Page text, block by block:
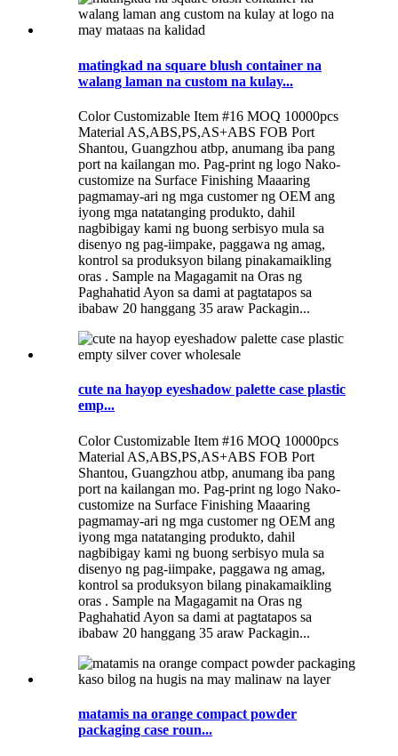
matingkad na square blush container na
walang laman na custom na kulay...
Color Customizable Item #16 MOQ 10000pcs
Material AS,ABS,PS,AS+ABS FOB Port
Shantou, Guangzhou atbp, anumang iba pang
port na kailangan mo. Pag-print ng logo Nako-
customize na Surface Finishing Maaaring
pagmamay-ari ng mga customer ng OEM ang
iyong mga natatanging produkto, dahil
nagbibigay kami ng buong serbisyo mula sa
disenyo ng pag-iimpake, paggawa ng amag,
kontrol sa produksyon bilang pinakamaikling
oras . Sample na Magagamit na Oras ng
Paghahatid Ayon sa dami at pagtatapos sa
ibabaw 20 hanggang 35 araw Packagin...
cute na hayop eyeshadow palette case plastic
emp...
Color Customizable Item #16 MOQ 10000pcs
Material AS,ABS,PS,AS+ABS FOB Port
Shantou, Guangzhou atbp, anumang iba pang
port na kailangan mo. Pag-print ng logo Nako-
customize na Surface Finishing Maaaring
pagmamay-ari ng mga customer ng OEM ang
iyong mga natatanging produkto, dahil
nagbibigay kami ng buong serbisyo mula sa
disenyo ng pag-iimpake, paggawa ng amag,
kontrol sa produksyon bilang pinakamaikling
oras . Sample na Magagamit na Oras ng
Paghahatid Ayon sa dami at pagtatapos sa
ibabaw 20 hanggang 35 araw Packagin...
matamis na orange compact powder
packaging case roun...